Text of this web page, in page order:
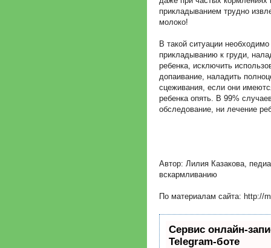
прикладыванием трудно
молоко!
В такой ситуации
прикладыванию к груди,
ребенка, исключить
допаивание, наладить
сцеживания, если они
ребенка опять. В 99%
обследование, ни лечение
Автор: Лилия Казакова,
вскармливанию
По материалам сайта: http://
Сервис онлайн-
Telegram-боте